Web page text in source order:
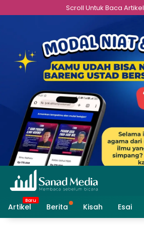
to
Scroll Untuk Baca Artikel
Artikel Berita Kisah Esai